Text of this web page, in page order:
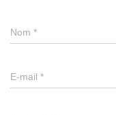
Nom *
E-mail *